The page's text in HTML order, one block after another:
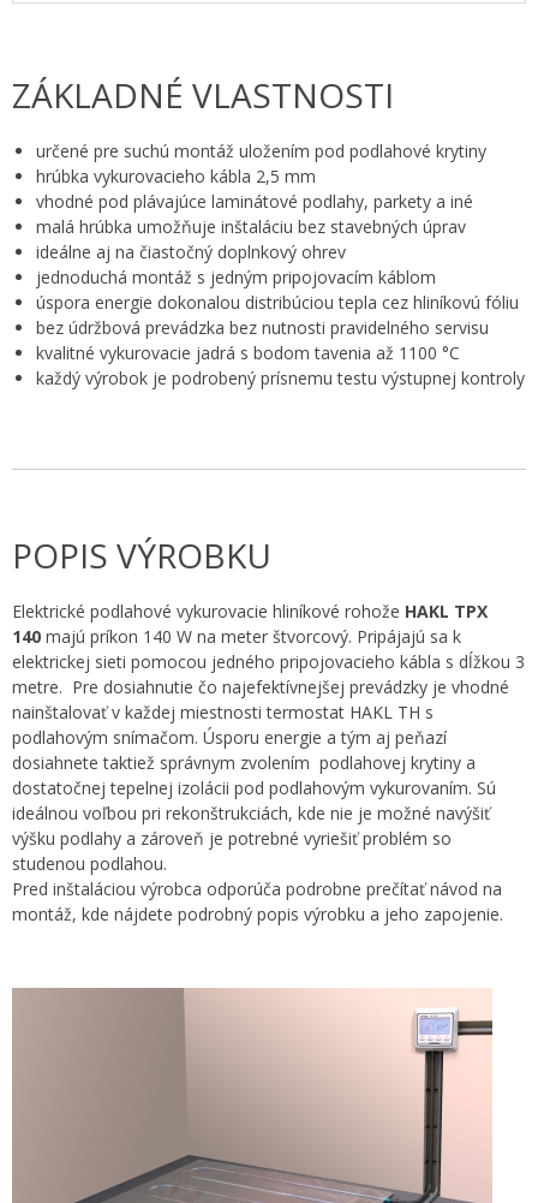
ZÁKLADNÉ VLASTNOSTI
určené pre suchú montáž uložením pod podlahové krytiny
hrúbka vykurovacieho kábla 2,5 mm
vhodné pod plávajúce laminátové podlahy, parkety a iné
malá hrúbka umožňuje inštaláciu bez stavebných úprav
ideálne aj na čiastočný doplnkový ohrev
jednoduchá montáž s jedným pripojovacím káblom
úspora energie dokonalou distribúciou tepla cez hliníkovú fóliu
bez údržbová prevádzka bez nutnosti pravidelného servisu
kvalitné vykurovacie jadrá s bodom tavenia až 1100 °C
každý výrobok je podrobený prísnemu testu výstupnej kontroly
POPIS VÝROBKU
Elektrické podlahové vykurovacie hliníkové rohože HAKL TPX
140 majú príkon 140 W na meter štvorcový. Pripájajú sa k
elektrickej sieti pomocou jedného pripojovacieho kábla s dĺžkou 3
metre. Pre dosiahnutie čo najefektívnejšej prevádzky je vhodné
nainštalovať v každej miestnosti termostat HAKL TH s
podlahovým snímačom. Úsporu energie a tým aj peňazí
dosiahnete taktiež správnym zvolením podlahovej krytiny a
dostatočnej tepelnej izolácii pod podlahovým vykurovaním. Sú
ideálnou voľbou pri rekonštrukciách, kde nie je možné navýšiť
výšku podlahy a zároveň je potrebné vyriešiť problém so
studenou podlahou.
Pred inštaláciou výrobca odporúča podrobne prečítať návod na
montáž, kde nájdete podrobný popis výrobku a jeho zapojenie.